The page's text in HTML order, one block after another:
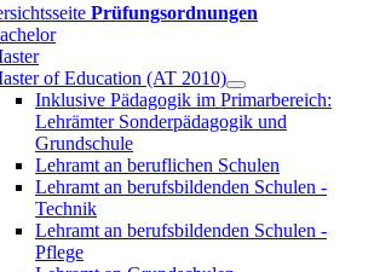
Prüfungsordnungen
of Education (AT 2010)
Inklusive Pädagogik im Primarbereich:
Lehrämter Sonderpädagogik und
Grundschule
Lehramt an beruflichen Schulen
Lehramt an berufsbildenden Schulen -
Technik
Lehramt an berufsbildenden Schulen -
Pflege